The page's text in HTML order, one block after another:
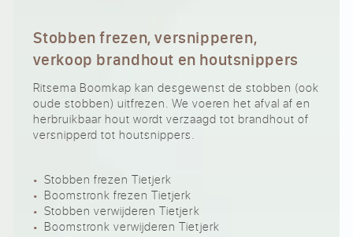
Stobben frezen, versnipperen,
verkoop brandhout en houtsnippers
Ritsema Boomkap kan desgewenst de stobben (ook
oude stobben) uitfrezen. We voeren het afval af en
herbruikbaar hout wordt verzaagd tot brandhout of
versnipperd tot houtsnippers.
Stobben frezen Tietjerk
Boomstronk frezen Tietjerk
Stobben verwijderen Tietjerk
Boomstronk verwijderen Tietjerk